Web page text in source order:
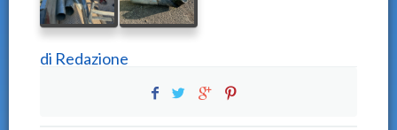
di Redazione